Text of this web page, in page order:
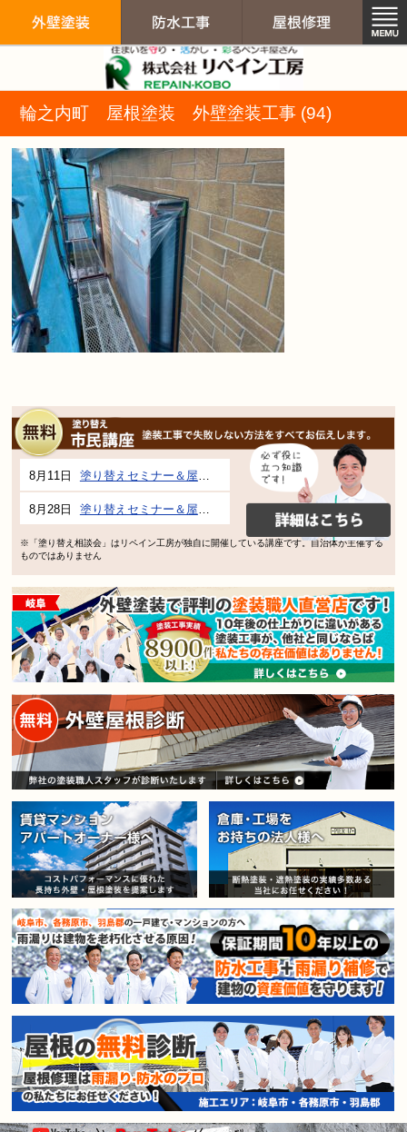
輪之内町 屋根塗装 外壁塗装工事 (94)
8月11日 塗り替えセミナー＆屋根、外壁の塗り替え市民講座 inぎふメディアコスモス
8月28日 塗り替えセミナー＆屋根、外壁の塗り替え市民講座 inぎふメディアコスモス
※「塗り替え相談会」はリペイン工房が独自に開催している講座です。自治体が主催する
ものではありません
賃貸マンション・アパートオー